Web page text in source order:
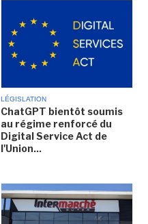
LÉGISLATION
ChatGPT bientôt soumis
au régime renforcé du
Digital Service Act de
l'Union...